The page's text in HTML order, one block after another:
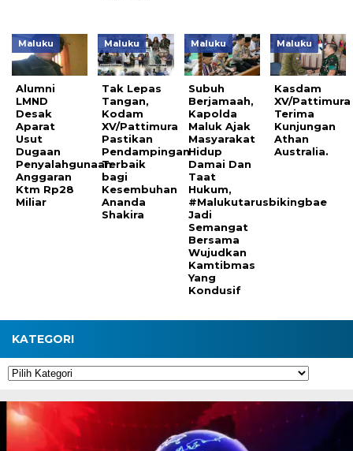
Maluku
Alumni
LMND
Desak
Aparat
Usut
Dugaan
Penyalahgunaan
Anggaran
Ktm Rp28
Miliar
Maluku
Tak Lepas
Tangan,
Kodam
XV/Pattimura
Pastikan
Pendampingan
Terbaik
bagi
Kesembuhan
Ananda
Shakira
Maluku
Subuh
Berjamaah,
Kapolda
Maluk Ajak
Masyarakat
Hidup
Damai Dan
Taat
Hukum,
#Malukutarusbikingbae
Jadi
Semangat
Bersama
Wujudkan
Kamtibmas
Yang
Kondusif
Maluku
Kasdam
XV/Pattimura
Terima
Kunjungan
Athan
Australia.
KATEGORI
Kategori
Pemutar
Video